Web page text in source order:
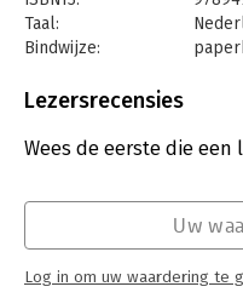
Taal:
Bindwijze:
Uitgever:
Verschijningsdatum:
19-2-
In 10
Lezersrecensies
Wees de eerste die een
Uw
Log in om uw waardering te